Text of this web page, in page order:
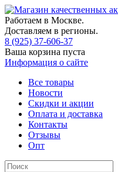
Работаем в Москве.
Доставляем в регионы.
8 (925) 37-606-37
Ваша корзина пуста
Информация о сайте
Все товары
Новости
Скидки и акции
Оплата и доставка
Контакты
Отзывы
Опт